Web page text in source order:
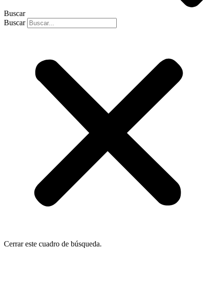
Buscar
Buscar
Cerrar este cuadro de búsqueda.